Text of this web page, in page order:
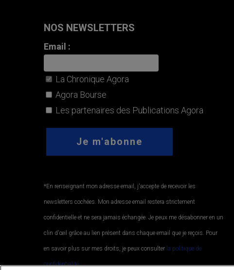
NOS NEWSLETTERS
Email :
La Chronique Agora
Agora Bourse
Les partenaires des Publications Agora
*En renseignant mon adresse email, j'accepte de recevoir les
newsletters cochées. Mon adresse email restera strictement
confidentielle et ne sera jamais échangée. Je peux me désabonner en un
clin d'œil grâce au lien présent dans chaque email que je reçois. Pour
en savoir plus sur mes droits, je peux consulter la politique de
confidentialité..